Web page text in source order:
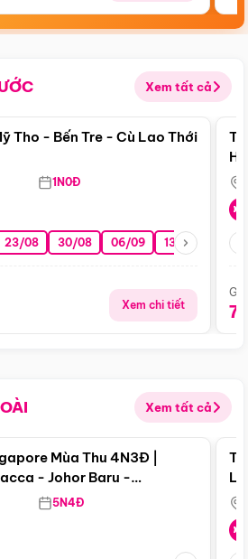
Xem tất cả
Điểm nổi bật
Tho - Bến Tre - Cù Lao Thới
1N0Đ
23/08 30/08 06/09 13/09 20/09
Xem chi tiết
Xem tất cả
Điểm nổi bật
Mùa Thu 4N3Đ |
- Johor Baru -
5N4Đ